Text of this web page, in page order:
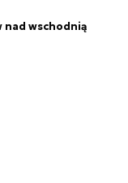
nad wschodnią